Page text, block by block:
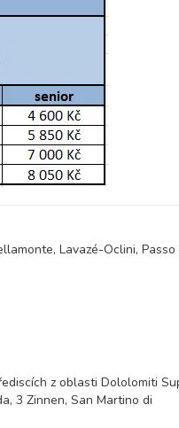
Lavazé-Oclini,
z oblasti Dololomiti
3 Zinnen, San Martino di